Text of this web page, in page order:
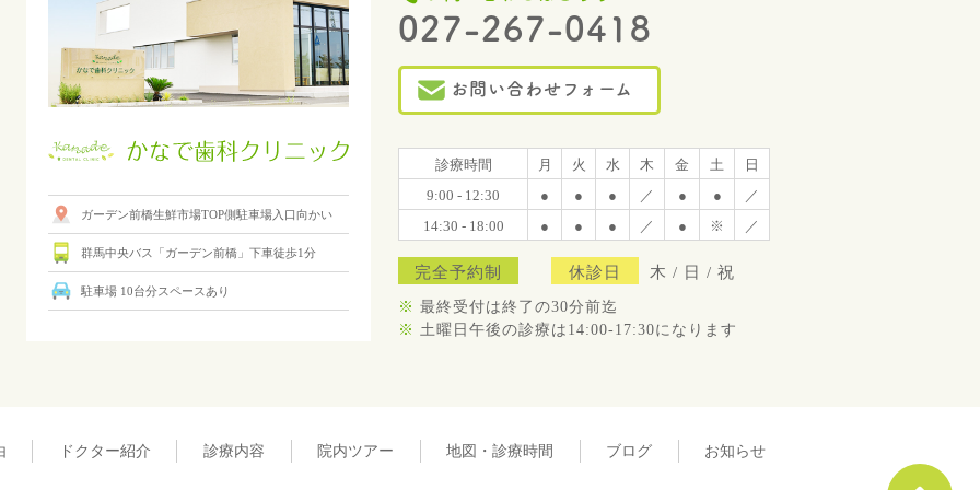
ガーデン前橋生鮮市場TOP側駐車場入口向かい
群馬中央バス「ガーデン前橋」下車徒歩1分
駐車場 10台分スペースあり
027-267-0418
お問い合わせフォーム
診療時間 月 火 水 木 金 土
日
9:00 - 12:30
● ● ● ／ ● ●
／
14:30 - 18:00
● ● ● ／ ● ※ ／
完全予約制 休診日 木 / 日 / 祝
※ 最終受付は終了の30分前迄
※ 土曜日午後の診療は14:00-17:30になります
ドクター紹介 診療内容 院内ツアー 地図・診療時間 ブログ お知らせ